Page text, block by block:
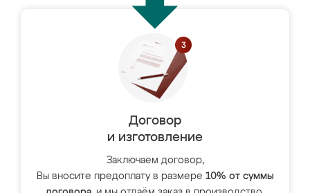
Договор
и изготовление
Заключаем договор,
Вы вносите предоплату в размере 10% от суммы